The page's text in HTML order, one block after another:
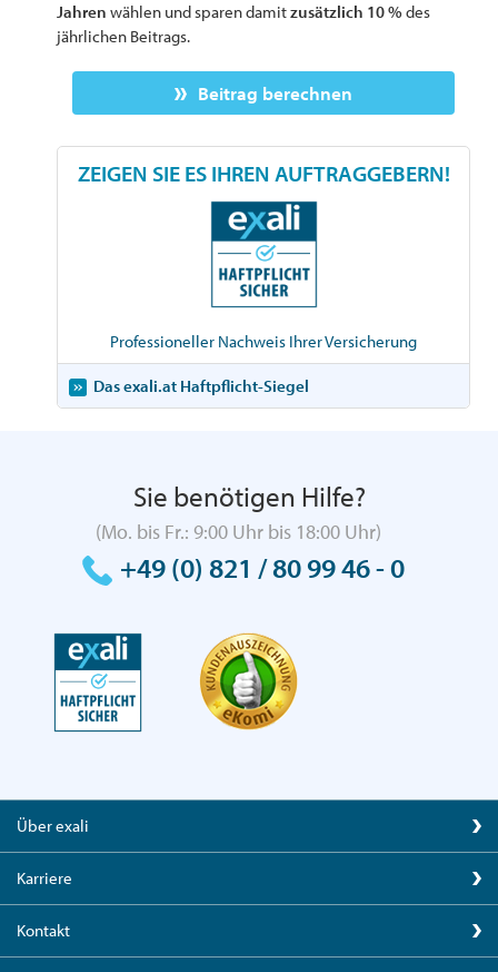
Jahren wählen und sparen damitzusätzlich 10 % des
jährlichen Beitrags.
Beitrag berechnen
ZEIGEN SIE ES IHREN AUFTRAGGEBERN!
Professioneller Nachweis Ihrer Versicherung
Das exali.at Haftpflicht-Siegel
Sie benötigen Hilfe?
(Mo. bis Fr.: 9:00 Uhr bis 18:00 Uhr)
+49 (0) 821 / 80 99 46 - 0
Über exali
Karriere
Kontakt